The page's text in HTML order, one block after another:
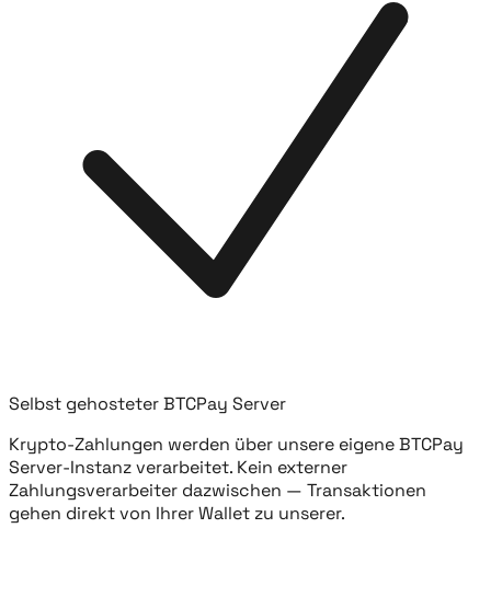
Selbst gehosteter BTCPay Server
Krypto-Zahlungen werden über unsere eigene BTCPay
Server-Instanz verarbeitet. Kein externer
Zahlungsverarbeiter dazwischen — Transaktionen
gehen direkt von Ihrer Wallet zu unserer.